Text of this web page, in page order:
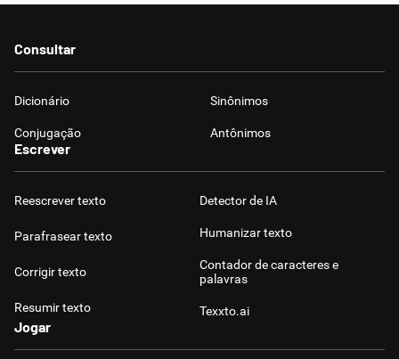
Consultar
Dicionário Sinônimos
Conjugação Antônimos
Escrever
Reescrever texto
Parafrasear texto
Corrigir texto
Resumir texto
Detector de IA
Humanizar texto
Contador de caracteres e
palavras
Texxto.ai
Jogar